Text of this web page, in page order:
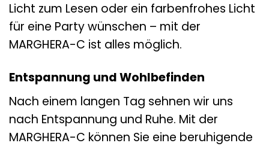
Licht zum Lesen oder ein farbenfrohes Licht
für eine Party wünschen – mit der
MARGHERA-C ist alles möglich.
Entspannung und Wohlbefinden
Nach einem langen Tag sehnen wir uns
nach Entspannung und Ruhe. Mit der
MARGHERA-C können Sie eine beruhigende